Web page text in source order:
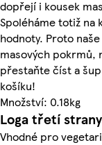
dopřejí i kousek
Spoléháme totiž na
hodnoty. Proto
masových pokrmů,
přestaňte číst a
košíku!
Množství: 0.18kg
Loga třetí strany
Vhodné pro